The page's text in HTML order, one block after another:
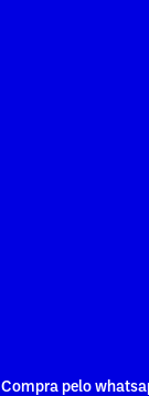
Compra pelo